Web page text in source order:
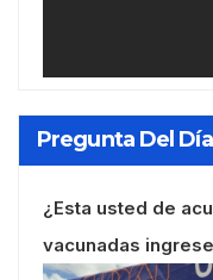
Pregunta Del Día
¿Esta usted de
vacunadas